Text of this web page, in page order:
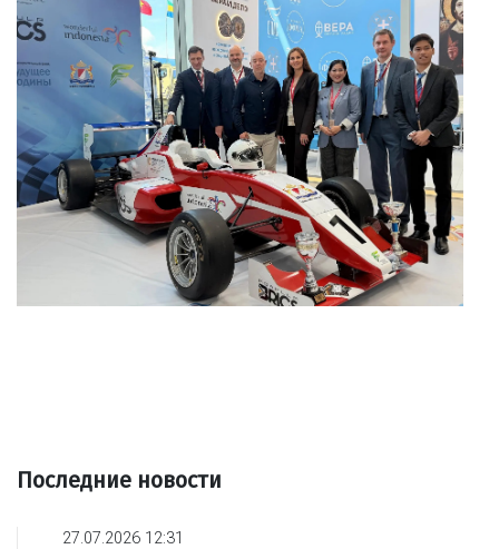
Последние новости
27.07.2026 12:31